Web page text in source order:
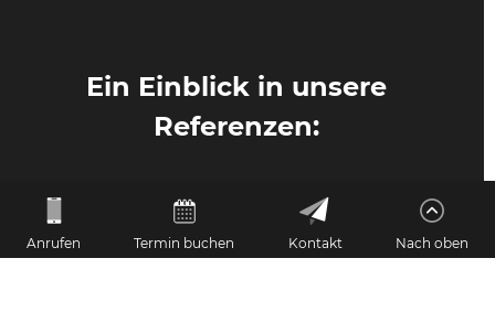
Ein Einblick in unsere
Referenzen:
Anrufen Termin buchen Kontakt Nach oben